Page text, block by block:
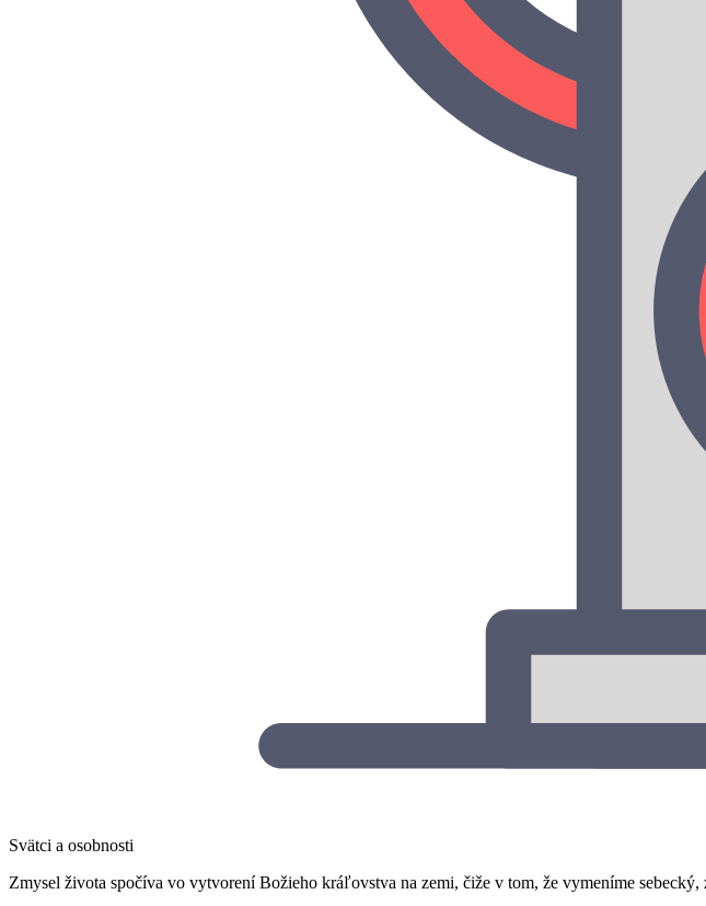
Svätci a osobnosti
Zmysel života spočíva vo vytvorení Božieho kráľovstva na zemi, čiže v tom, že vymeníme